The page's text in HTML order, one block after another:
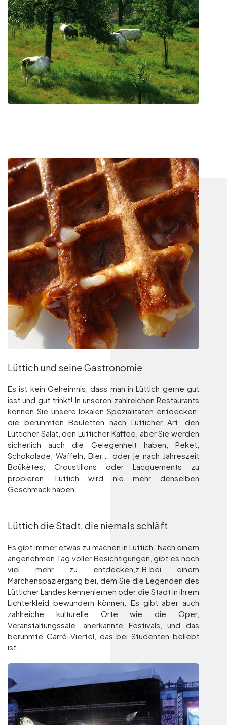
Lüttich und seine Gastronomie
Es ist kein Geheimnis, dass man in Lüttich gerne gut
isst und gut trinkt! In unseren zahlreichen Restaurants
können Sie unsere lokalen Spezialitäten entdecken:
die berühmten Bouletten nach Lütticher Art, den
Lütticher Salat, den Lütticher Kaffee, aber Sie werden
sicherlich auch die Gelegenheit haben, Peket,
Schokolade, Waffeln, Bier... oder je nach Jahreszeit
Boûkètes, Croustillons oder Lacquements zu
probieren. Lüttich wird nie mehr denselben
Geschmack haben.
Lüttich die Stadt, die niemals schläft
Es gibt immer etwas zu machen in Lüttich. Nach einem
angenehmen Tag voller Besichtigungen, gibt es noch
viel mehr zu entdecken,z.B.bei einem
Märchenspaziergang bei, dem Sie die Legenden des
Lütticher Landes kennenlernen oder die Stadt in ihrem
Lichterkleid bewundern können. Es gibt aber auch
zahlreiche kulturelle Orte wie die Oper,
Veranstaltungssäle, anerkannte Festivals, und das
berühmte Carré-Viertel, das bei Studenten beliebt
ist.